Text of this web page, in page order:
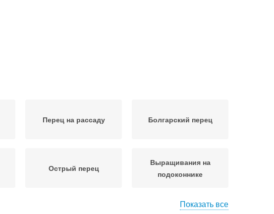
Перец на рассаду Болгарский перец
Острый перец
Выращивания на
подоконнике
Показать все